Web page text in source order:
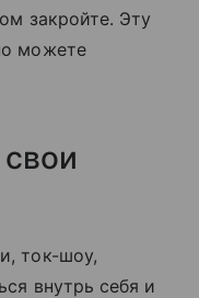
закройте. Эту
можете
ток-шоу,
внутрь себя и